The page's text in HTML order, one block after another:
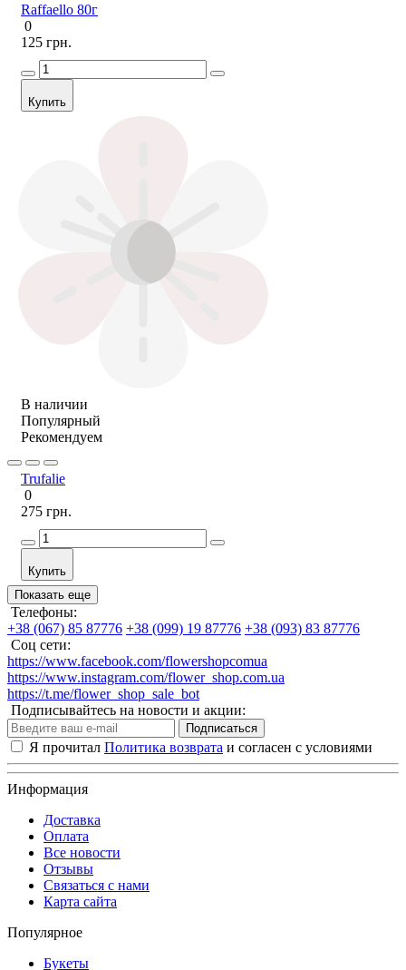
Raffaello 80г
0
125 грн.
Купить
В наличии
Популярный
Рекомендуем
Trufalie
0
275 грн.
Купить
Показать еще
Телефоны:
+38 (067) 85 87776 +38 (099) 19 87776 +38 (093) 83 87776
Соц сети:
https://www.facebook.com/flowershopcomua
https://www.instagram.com/flower_shop.com.ua
https://t.me/flower_shop_sale_bot
Подписывайтесь на новости и акции:
Подписаться
Я прочитал Политика возврата и согласен с условиями
Информация
Доставка
Оплата
Все новости
Отзывы
Связаться с нами
Карта сайта
Популярное
Букеты